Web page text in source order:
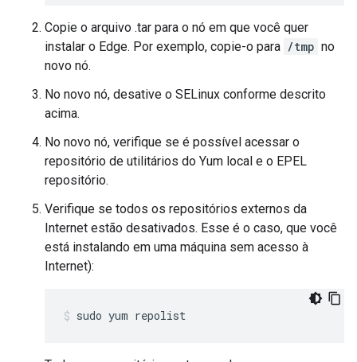
Copie o arquivo .tar para o nó em que você quer
instalar o Edge. Por exemplo, copie-o para /tmp no
novo nó.
No novo nó, desative o SELinux conforme descrito
acima.
No novo nó, verifique se é possível acessar o
repositório de utilitários do Yum local e o EPEL
repositório.
Verifique se todos os repositórios externos da
Internet estão desativados. Esse é o caso, que você
está instalando em uma máquina sem acesso à
Internet):
sudo yum repolist